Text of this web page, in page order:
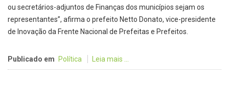
ou secretários-adjuntos de Finanças dos municípios sejam os
representantes”, afirma o prefeito Netto Donato, vice-presidente
de Inovação da Frente Nacional de Prefeitas e Prefeitos.
Publicado em Política Leia mais ...